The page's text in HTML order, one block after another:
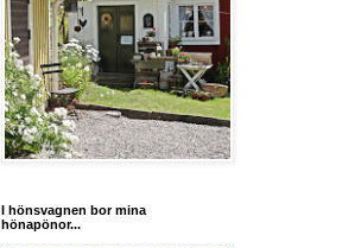
I hönsvagnen bor mina
hönapönor...